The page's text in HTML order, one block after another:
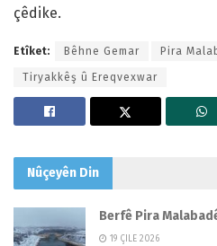
çêdike.
Etîket: Bêhne Gemar Pira
Tiryakkêş û Ereqvexwar
Nûçeyên Din
Berfê Pira
19 ÇILE 2026